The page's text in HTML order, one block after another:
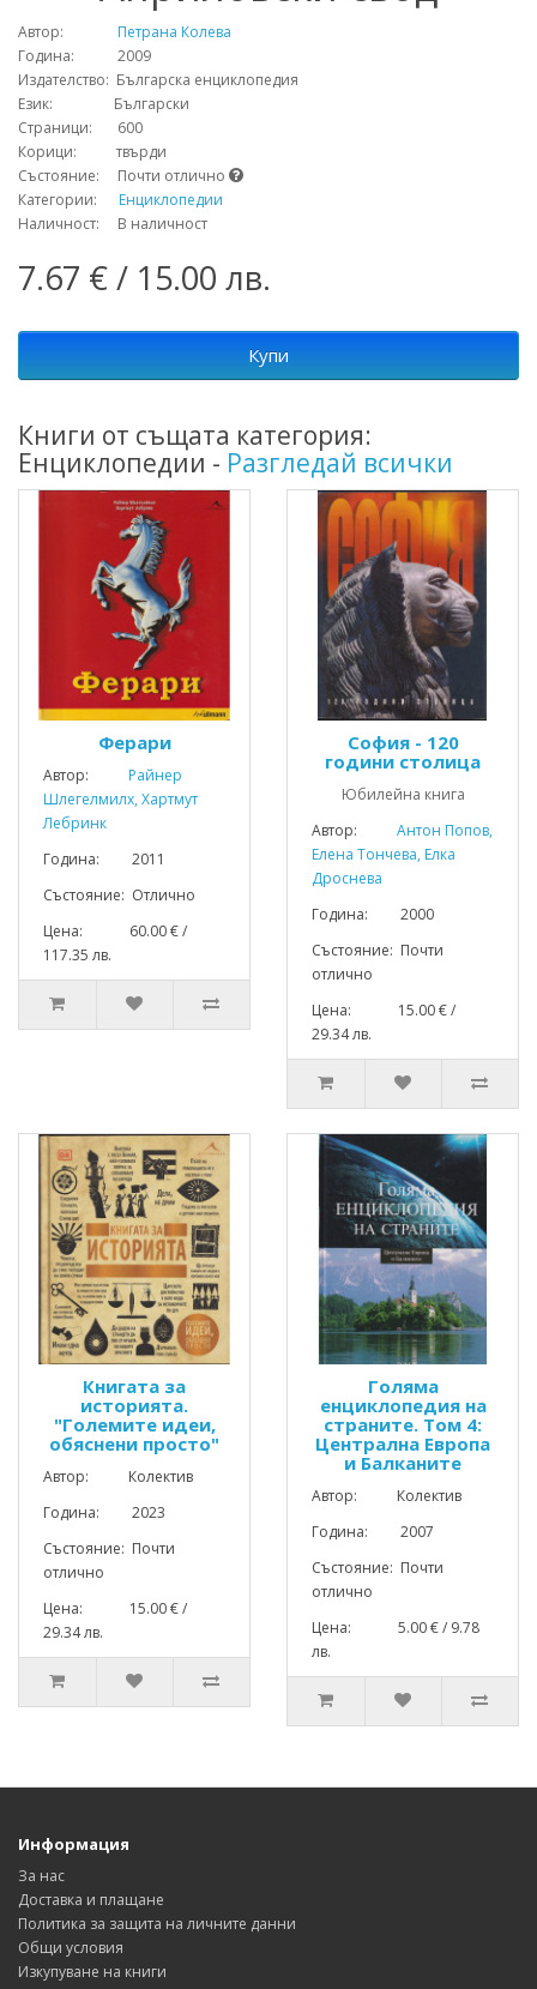
Автор:
Петрана Колева
Година: 2009
Издателство: Българска енциклопедия
Език: Български
Страници: 600
Корици: твърди
Състояние: Почти отлично
Категории: Енциклопедии
Наличност: В наличност
7.67 € / 15.00 лв.
Купи
Книги от същата категория:
Енциклопедии - Разгледай всички
Ферари
Автор:
Райнер
Шлегелмилх, Хартмут
Лебринк
Година: 2011
Състояние: Отлично
Цена: 60.00 € /
117.35 лв.
София - 120
години столица
Юбилейна книга
Автор:
Антон Попов,
Елена Тончева, Елка
Дроснева
Година: 2000
Състояние: Почти
отлично
Цена: 15.00 € /
29.34 лв.
Книгата за
историята.
"Големите идеи,
обяснени просто"
Автор: Колектив
Година: 2023
Състояние: Почти
отлично
Цена: 15.00 € /
29.34 лв.
Голяма
енциклопедия на
страните. Том 4:
Централна Европа
и Балканите
Автор: Колектив
Година: 2007
Състояние: Почти
отлично
Цена: 5.00 € / 9.78
лв.
Информация
За нас
Доставка и плащане
Политика за защита на личните данни
Общи условия
Изкупуване на книги